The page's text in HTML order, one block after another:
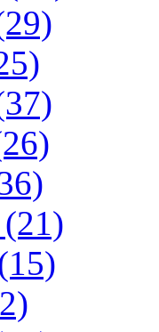
(21)